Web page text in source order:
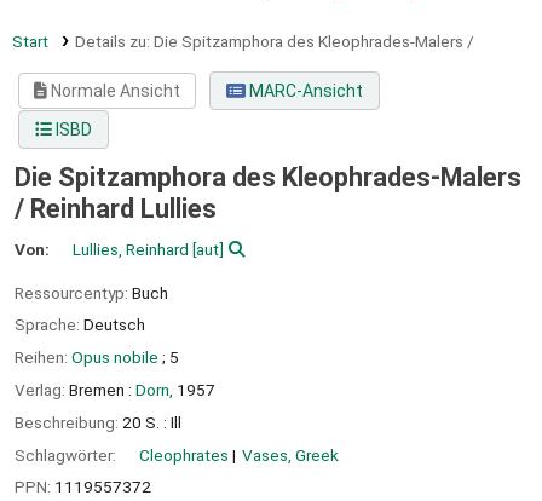
Start Details zu: Die Spitzamphora des Kleophrades-Malers /
Normale Ansicht
MARC-Ansicht
ISBD
Die Spitzamphora des Kleophrades-Malers
/ Reinhard Lullies
Von: Lullies, Reinhard [aut]
Ressourcentyp: Buch
Sprache: Deutsch
Reihen: Opus nobile ; 5
Verlag: Bremen : Dorn, 1957
Beschreibung: 20 S. : Ill
Schlagwörter:
Cleophrates
Vases, Greek
PPN: 1119557372